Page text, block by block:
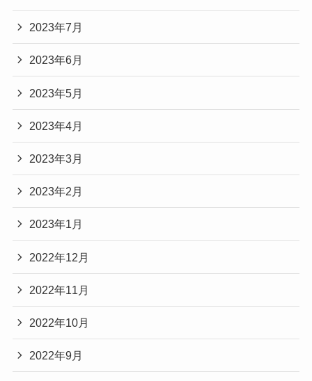
2023年7月
2023年6月
2023年5月
2023年4月
2023年3月
2023年2月
2023年1月
2022年12月
2022年11月
2022年10月
2022年9月